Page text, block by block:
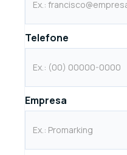
Telefone
Empresa